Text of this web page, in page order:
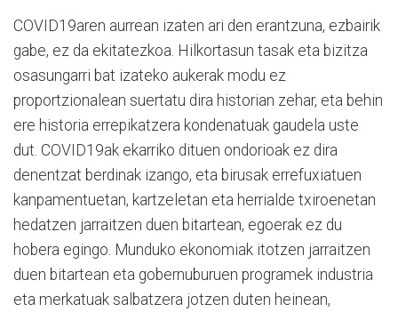
COVID19aren aurrean izaten ari den erantzuna, ezbairik
gabe, ez da ekitatezkoa. Hilkortasun tasak eta bizitza
osasungarri bat izateko aukerak modu ez
proportzionalean suertatu dira historian zehar, eta behin
ere historia errepikatzera kondenatuak gaudela uste
dut. COVID19ak ekarriko dituen ondorioak ez dira
denentzat berdinak izango, eta birusak errefuxiatuen
kanpamentuetan, kartzeletan eta herrialde txiroenetan
hedatzen jarraitzen duen bitartean, egoerak ez du
hobera egingo. Munduko ekonomiak itotzen jarraitzen
duen bitartean eta gobernuburuen programek industria
eta merkatuak salbatzera jotzen duten heinean,